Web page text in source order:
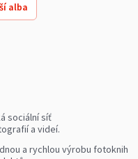
alba
sociální síť
a videí.
a rychlou výrobu fotoknih